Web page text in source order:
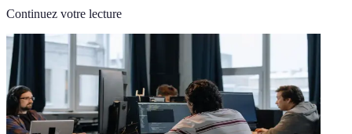
Continuez votre lecture